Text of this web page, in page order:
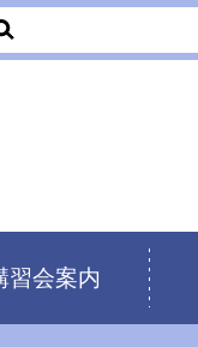
習会案内